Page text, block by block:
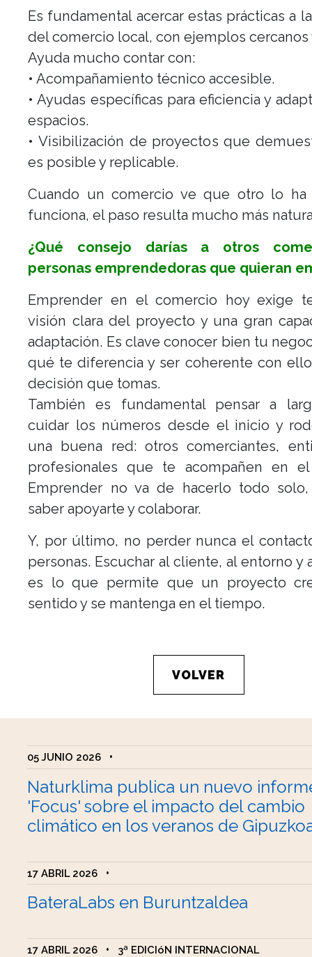
Es fundamental acercar estas prácticas a
del comercio local, con ejemplos cercanos
Ayuda mucho contar con:
• Acompañamiento técnico accesible.
• Ayudas específicas para eficiencia y
espacios.
• Visibilización de proyectos que
es posible y replicable.
Cuando un comercio ve que otro lo ha
funciona, el paso resulta mucho más
¿Qué consejo darías a otros
personas emprendedoras que quieran
Emprender en el comercio hoy exige
visión clara del proyecto y una gran
adaptación. Es clave conocer bien tu
qué te diferencia y ser coherente con
decisión que tomas.
También es fundamental pensar a
cuidar los números desde el inicio y
una buena red: otros comerciantes,
profesionales que te acompañen en el
Emprender no va de hacerlo todo
saber apoyarte y colaborar.
Y, por último, no perder nunca el
personas. Escuchar al cliente, al entorno y
es lo que permite que un proyecto
sentido y se mantenga en el tiempo.
VOLVER
05 JUNIO 2026 •
Naturklima publica un nuevo
'Focus' sobre el impacto del cambio
climático en los veranos de
17 ABRIL 2026 •
BateraLabs en Buruntzaldea
17 ABRIL 2026 • 3ª EDICIóN INTERNACIONAL